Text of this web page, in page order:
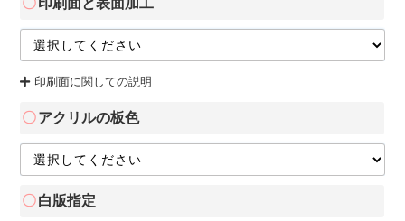
印刷面と表面加工
印刷面に関しての説明
アクリルの板色
白版指定